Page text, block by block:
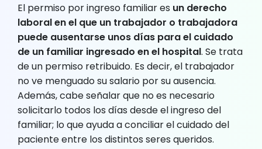
El permiso por ingreso familiar es un derecho
laboral en el que un trabajador o trabajadora
puede ausentarse unos días para el cuidado
de un familiar ingresado en el hospital. Se trata
de un permiso retribuido. Es decir, el trabajador
no ve menguado su salario por su ausencia.
Además, cabe señalar que no es necesario
solicitarlo todos los días desde el ingreso del
familiar; lo que ayuda a conciliar el cuidado del
paciente entre los distintos seres queridos.